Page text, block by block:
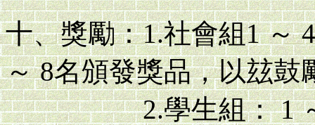
十、獎勵：1.社會組1 ～
～ 8名頒發獎品，以玆鼓
2.學生組： 1 ～ 4